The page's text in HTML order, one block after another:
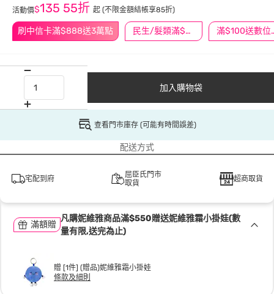
刷中信卡滿$888送3萬點 民生/髮類滿$388送舒潔冰巾 滿
活動價$135 55折 起 (不限金額結帳享85折)
加入購物袋
查看門市庫存 (可能有時間誤差)
配送方式
宅配到府
屈臣氏門市
取貨
超商取貨
滿額贈
凡購妮維雅商品滿$550贈送妮維雅霜小掛娃(數
量有限,送完為止)
贈 [1件] (贈品)妮維雅霜小掛娃
條款及細則